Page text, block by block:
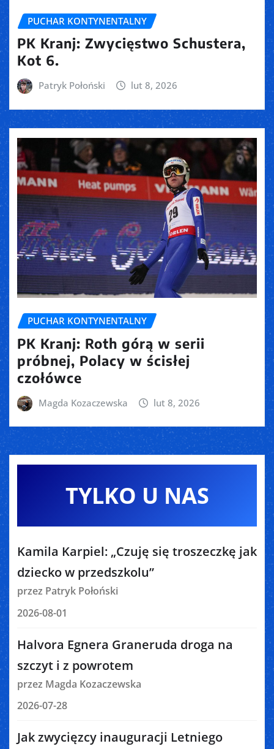
PUCHAR KONTYNENTALNY
PK Kranj: Zwycięstwo Schustera,
Kot 6.
Patryk Połoński lut 8, 2026
PUCHAR KONTYNENTALNY
PK Kranj: Roth górą w serii
próbnej, Polacy w ścisłej
czołówce
Magda Kozaczewska lut 8, 2026
TYLKO U NAS
Kamila Karpiel: „Czuję się troszeczkę jak
dziecko w przedszkolu”
przez Patryk Połoński
2026-08-01
Halvora Egnera Graneruda droga na
szczyt i z powrotem
przez Magda Kozaczewska
2026-07-28
Jak zwycięzcy inauguracji Letniego